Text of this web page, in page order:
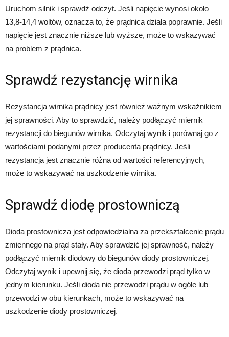
Uruchom silnik i sprawdź odczyt. Jeśli napięcie wynosi około
13,8-14,4 woltów, oznacza to, że prądnica działa poprawnie. Jeśli
napięcie jest znacznie niższe lub wyższe, może to wskazywać
na problem z prądnica.
Sprawdź rezystancję wirnika
Rezystancja wirnika prądnicy jest również ważnym wskaźnikiem
jej sprawności. Aby to sprawdzić, należy podłączyć miernik
rezystancji do biegunów wirnika. Odczytaj wynik i porównaj go z
wartościami podanymi przez producenta prądnicy. Jeśli
rezystancja jest znacznie różna od wartości referencyjnych,
może to wskazywać na uszkodzenie wirnika.
Sprawdź diodę prostowniczą
Dioda prostownicza jest odpowiedzialna za przekształcenie prądu
zmiennego na prąd stały. Aby sprawdzić jej sprawność, należy
podłączyć miernik diodowy do biegunów diody prostowniczej.
Odczytaj wynik i upewnij się, że dioda przewodzi prąd tylko w
jednym kierunku. Jeśli dioda nie przewodzi prądu w ogóle lub
przewodzi w obu kierunkach, może to wskazywać na
uszkodzenie diody prostowniczej.